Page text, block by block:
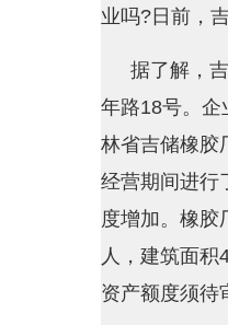
业吗?日前，
据了解，
年路18号。企
林省吉储橡胶
经营期间进行
度增加。橡胶
人，建筑面
资产额度须待